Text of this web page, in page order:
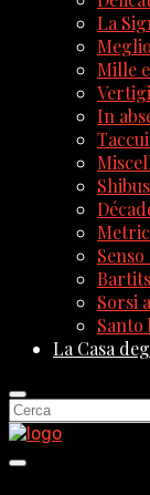
La
Mille
In
Sorsi
Santo
La Casa